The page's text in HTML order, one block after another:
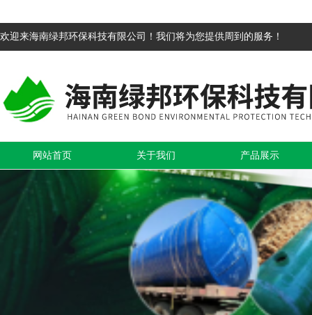
欢迎来海南绿邦环保科技有限公司！我们将为您提供周到的服务！
网站首页 关于我们 产品展示